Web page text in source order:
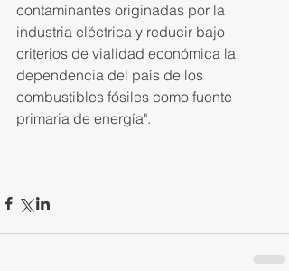
contaminantes originadas por la
industria eléctrica y reducir bajo
criterios de vialidad económica la
dependencia del país de los
combustibles fósiles como fuente
primaria de energía".